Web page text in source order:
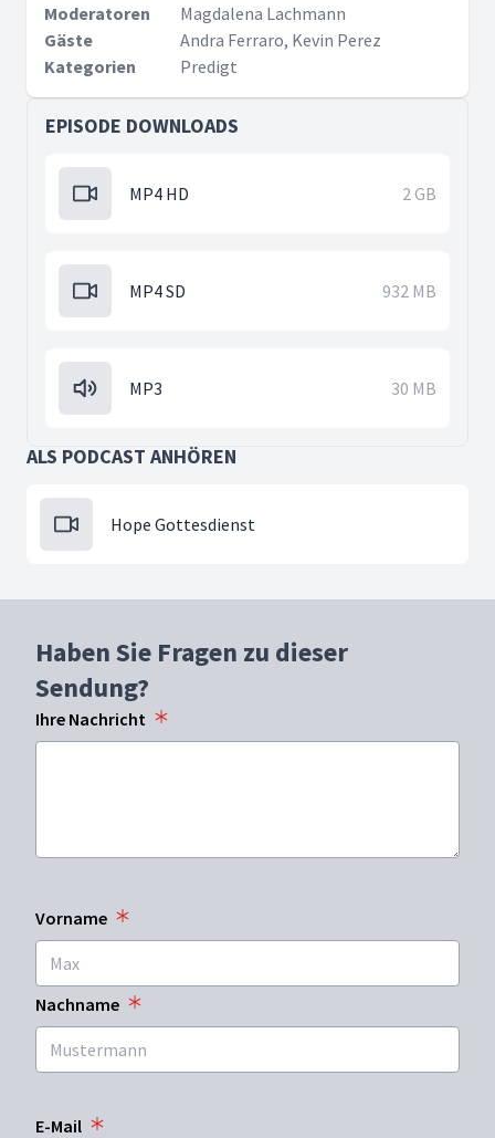
Moderatoren
Magdalena Lachmann
Gäste
Andra Ferraro, Kevin Perez
Kategorien
Predigt
EPISODE DOWNLOADS
MP4 HD 2 GB
MP4 SD 932 MB
MP3 30 MB
ALS PODCAST ANHÖREN
Hope Gottesdienst
Haben Sie Fragen zu dieser
Sendung?
Ihre Nachricht
Vorname
Nachname
E-Mail